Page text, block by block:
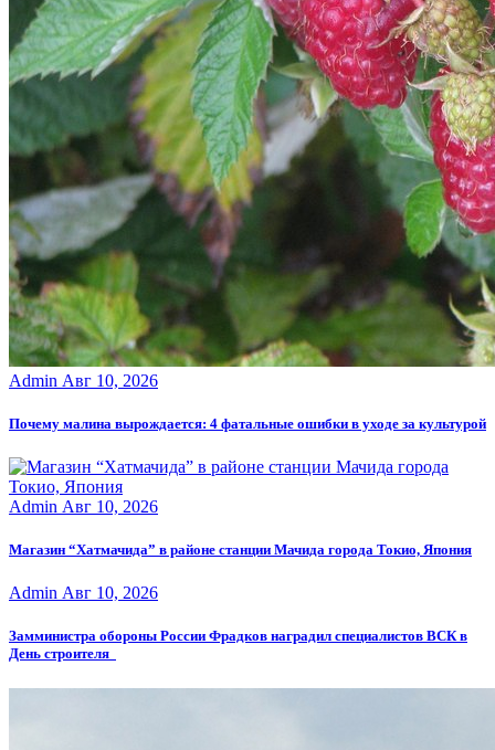
Admin Авг 10, 2026
Почему малина вырождается: 4 фатальные ошибки в уходе за культурой
Admin Авг 10, 2026
Магазин “Хатмачида” в районе станции Мачида города Токио, Япония
Admin Авг 10, 2026
Замминистра обороны России Фрадков наградил специалистов ВСК в
День строителя